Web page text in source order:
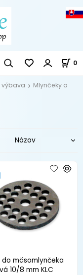
0
výbava
Mlynčeky a
do mäsomlynčeka
10/8 mm KLC